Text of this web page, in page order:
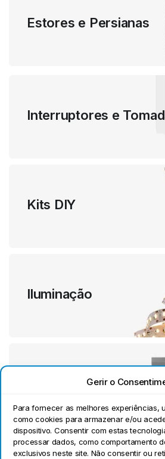
Gerir o
Para fornecer as melhores experiências,
como cookies para armazenar e/ou
dispositivo. Consentir com estas
processar dados, como comportamento
exclusivos neste site. Não consentir ou
Estores e Persianas
Interruptores e
Kits DIY
Iluminação
Medidores de Energia